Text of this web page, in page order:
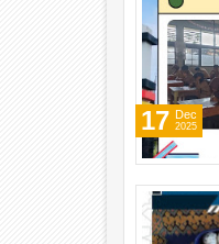
17 Dec
2025